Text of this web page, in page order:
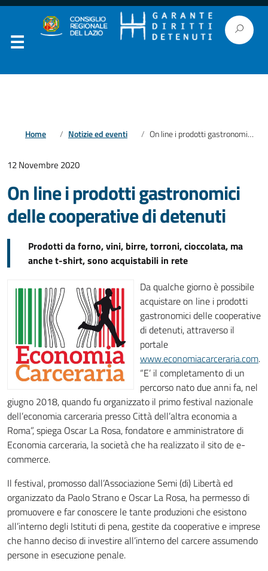
Home Notizie ed eventi On line i prodotti gastronomici delle cooperative di detenuti
12 Novembre 2020
On line i prodotti gastronomici
delle cooperative di detenuti
Prodotti da forno, vini, birre, torroni, cioccolata, ma
anche t-shirt, sono acquistabili in rete
Da qualche giorno è possibile
acquistare on line i prodotti
gastronomici delle cooperative
di detenuti, attraverso il
portale
www.economiacarceraria.com.
“E’ il completamento di un
percorso nato due anni fa, nel
giugno 2018, quando fu organizzato il primo festival nazionale
dell’economia carceraria presso Città dell’altra economia a
Roma”, spiega Oscar La Rosa, fondatore e amministratore di
Economia carceraria, la società che ha realizzato il sito de e-
commerce.
Il festival, promosso dall’Associazione Semi (di) Libertà ed
organizzato da Paolo Strano e Oscar La Rosa, ha permesso di
promuovere e far conoscere le tante produzioni che esistono
all’interno degli Istituti di pena, gestite da cooperative e imprese
che hanno deciso di investire all’interno del carcere assumendo
persone in esecuzione penale.